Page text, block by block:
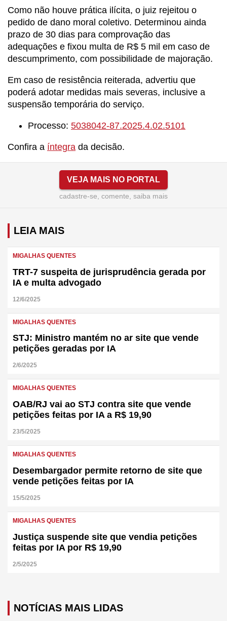
Como não houve prática ilícita, o juiz rejeitou o
pedido de dano moral coletivo. Determinou ainda
prazo de 30 dias para comprovação das
adequações e fixou multa de R$ 5 mil em caso de
descumprimento, com possibilidade de majoração.
Em caso de resistência reiterada, advertiu que
poderá adotar medidas mais severas, inclusive a
suspensão temporária do serviço.
Processo: 5038042-87.2025.4.02.5101
Confira a íntegra da decisão.
VEJA MAIS NO PORTAL
cadastre-se, comente, saiba mais
LEIA MAIS
MIGALHAS QUENTES
TRT-7 suspeita de jurisprudência gerada por
IA e multa advogado
12/6/2025
MIGALHAS QUENTES
STJ: Ministro mantém no ar site que vende
petições geradas por IA
2/6/2025
MIGALHAS QUENTES
OAB/RJ vai ao STJ contra site que vende
petições feitas por IA a R$ 19,90
23/5/2025
MIGALHAS QUENTES
Desembargador permite retorno de site que
vende petições feitas por IA
15/5/2025
MIGALHAS QUENTES
Justiça suspende site que vendia petições
feitas por IA por R$ 19,90
2/5/2025
NOTÍCIAS MAIS LIDAS